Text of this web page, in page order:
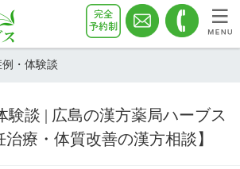
・体験談
験談 | 広島の漢方薬局ハーブス
治療・体質改善の漢方相談】